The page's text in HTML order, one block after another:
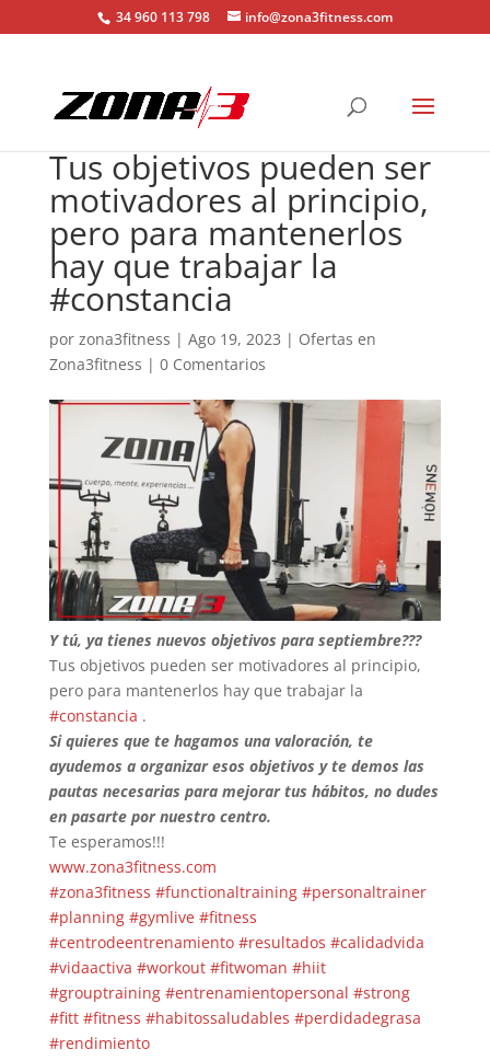
34 960 113 798 info@zona3fitness.com
Tus objetivos pueden ser
motivadores al principio,
pero para mantenerlos
hay que trabajar la
#constancia
por zona3fitness | Ago 19, 2023 | Ofertas en
Zona3fitness | 0 Comentarios
Y tú, ya tienes nuevos objetivos para septiembre???
Tus objetivos pueden ser motivadores al principio,
pero para mantenerlos hay que trabajar la
#constancia .
Si quieres que te hagamos una valoración, te
ayudemos a organizar esos objetivos y te demos las
pautas necesarias para mejorar tus hábitos, no dudes
en pasarte por nuestro centro.
Te esperamos!!!
www.zona3fitness.com
#zona3fitness #functionaltraining #personaltrainer
#planning #gymlive #fitness
#centrodeentrenamiento #resultados #calidadvida
#vidaactiva #workout #fitwoman #hiit
#grouptraining #entrenamientopersonal #strong
#fitt #fitness #habitossaludables #perdidadegrasa
#rendimiento